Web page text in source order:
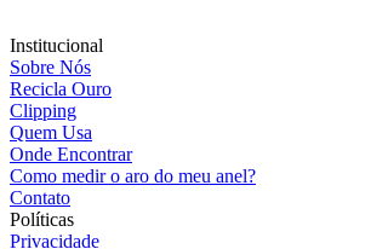
Institucional
Sobre Nós
Recicla Ouro
Clipping
Quem Usa
Onde Encontrar
Como medir o aro do meu anel?
Contato
Políticas
Privacidade